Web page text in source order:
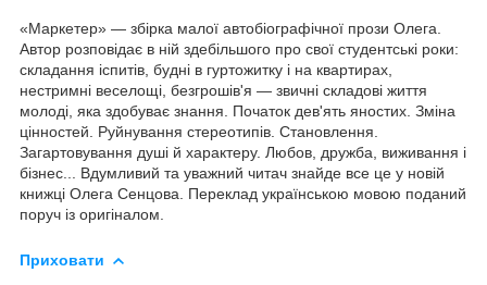
«Маркетер» — збірка малої автобіографічної прози Олега.
Автор розповідає в ній здебільшого про свої студентські роки:
складання іспитів, будні в гуртожитку і на квартирах,
нестримні веселощі, безгрошів'я — звичні складові життя
молоді, яка здобуває знання. Початок дев'ять яностих. Зміна
цінностей. Руйнування стереотипів. Становлення.
Загартовування душі й характеру. Любов, дружба, виживання і
бізнес... Вдумливий та уважний читач знайде все це у новій
книжці Олега Сенцова. Переклад українською мовою поданий
поруч із оригіналом.
Приховати